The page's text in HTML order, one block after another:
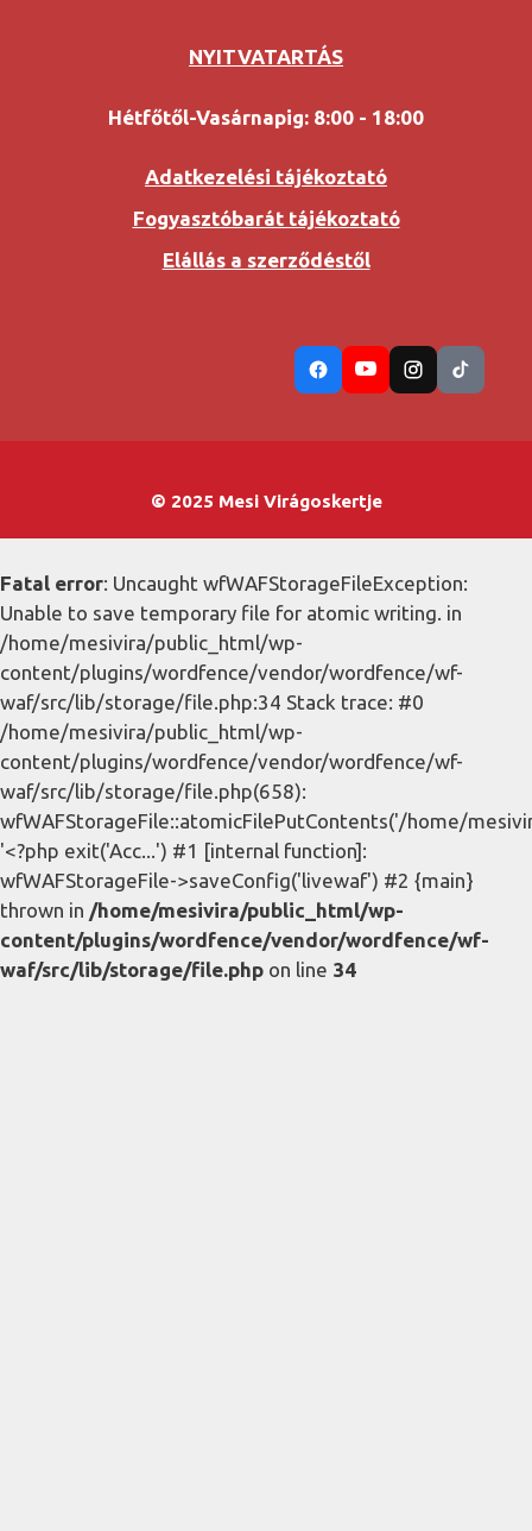
NYITVATARTÁS
Hétfőtől-Vasárnapig: 8:00 - 18:00
Adatkezelési tájékoztató
Fogyasztóbarát tájékoztató
Elállás a szerződéstől
© 2025 Mesi Virágoskertje
Fatal error: Uncaught wfWAFStorageFileException:
Unable to save temporary file for atomic writing. in
/home/mesivira/public_html/wp-
content/plugins/wordfence/vendor/wordfence/wf-
waf/src/lib/storage/file.php:34 Stack trace: #0
/home/mesivira/public_html/wp-
content/plugins/wordfence/vendor/wordfence/wf-
waf/src/lib/storage/file.php(658):
wfWAFStorageFile::atomicFilePutContents('/home/
'<?php exit('Acc...') #1 [internal function]:
wfWAFStorageFile->saveConfig('livewaf') #2 {main}
thrown in /home/mesivira/public_html/wp-
content/plugins/wordfence/vendor/wordfence/wf-
waf/src/lib/storage/file.php on line 34